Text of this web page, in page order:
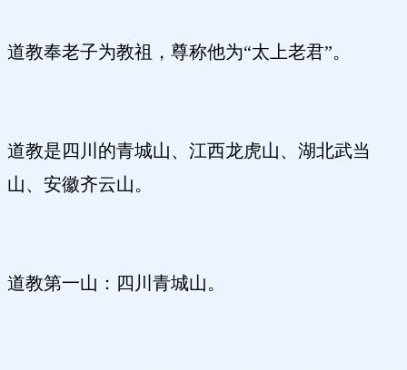
道教奉老子为教祖，尊称他为“太上老君”。
道教是四川的青城山、江西龙虎山、湖北武当
山、安徽齐云山。
道教第一山：四川青城山。